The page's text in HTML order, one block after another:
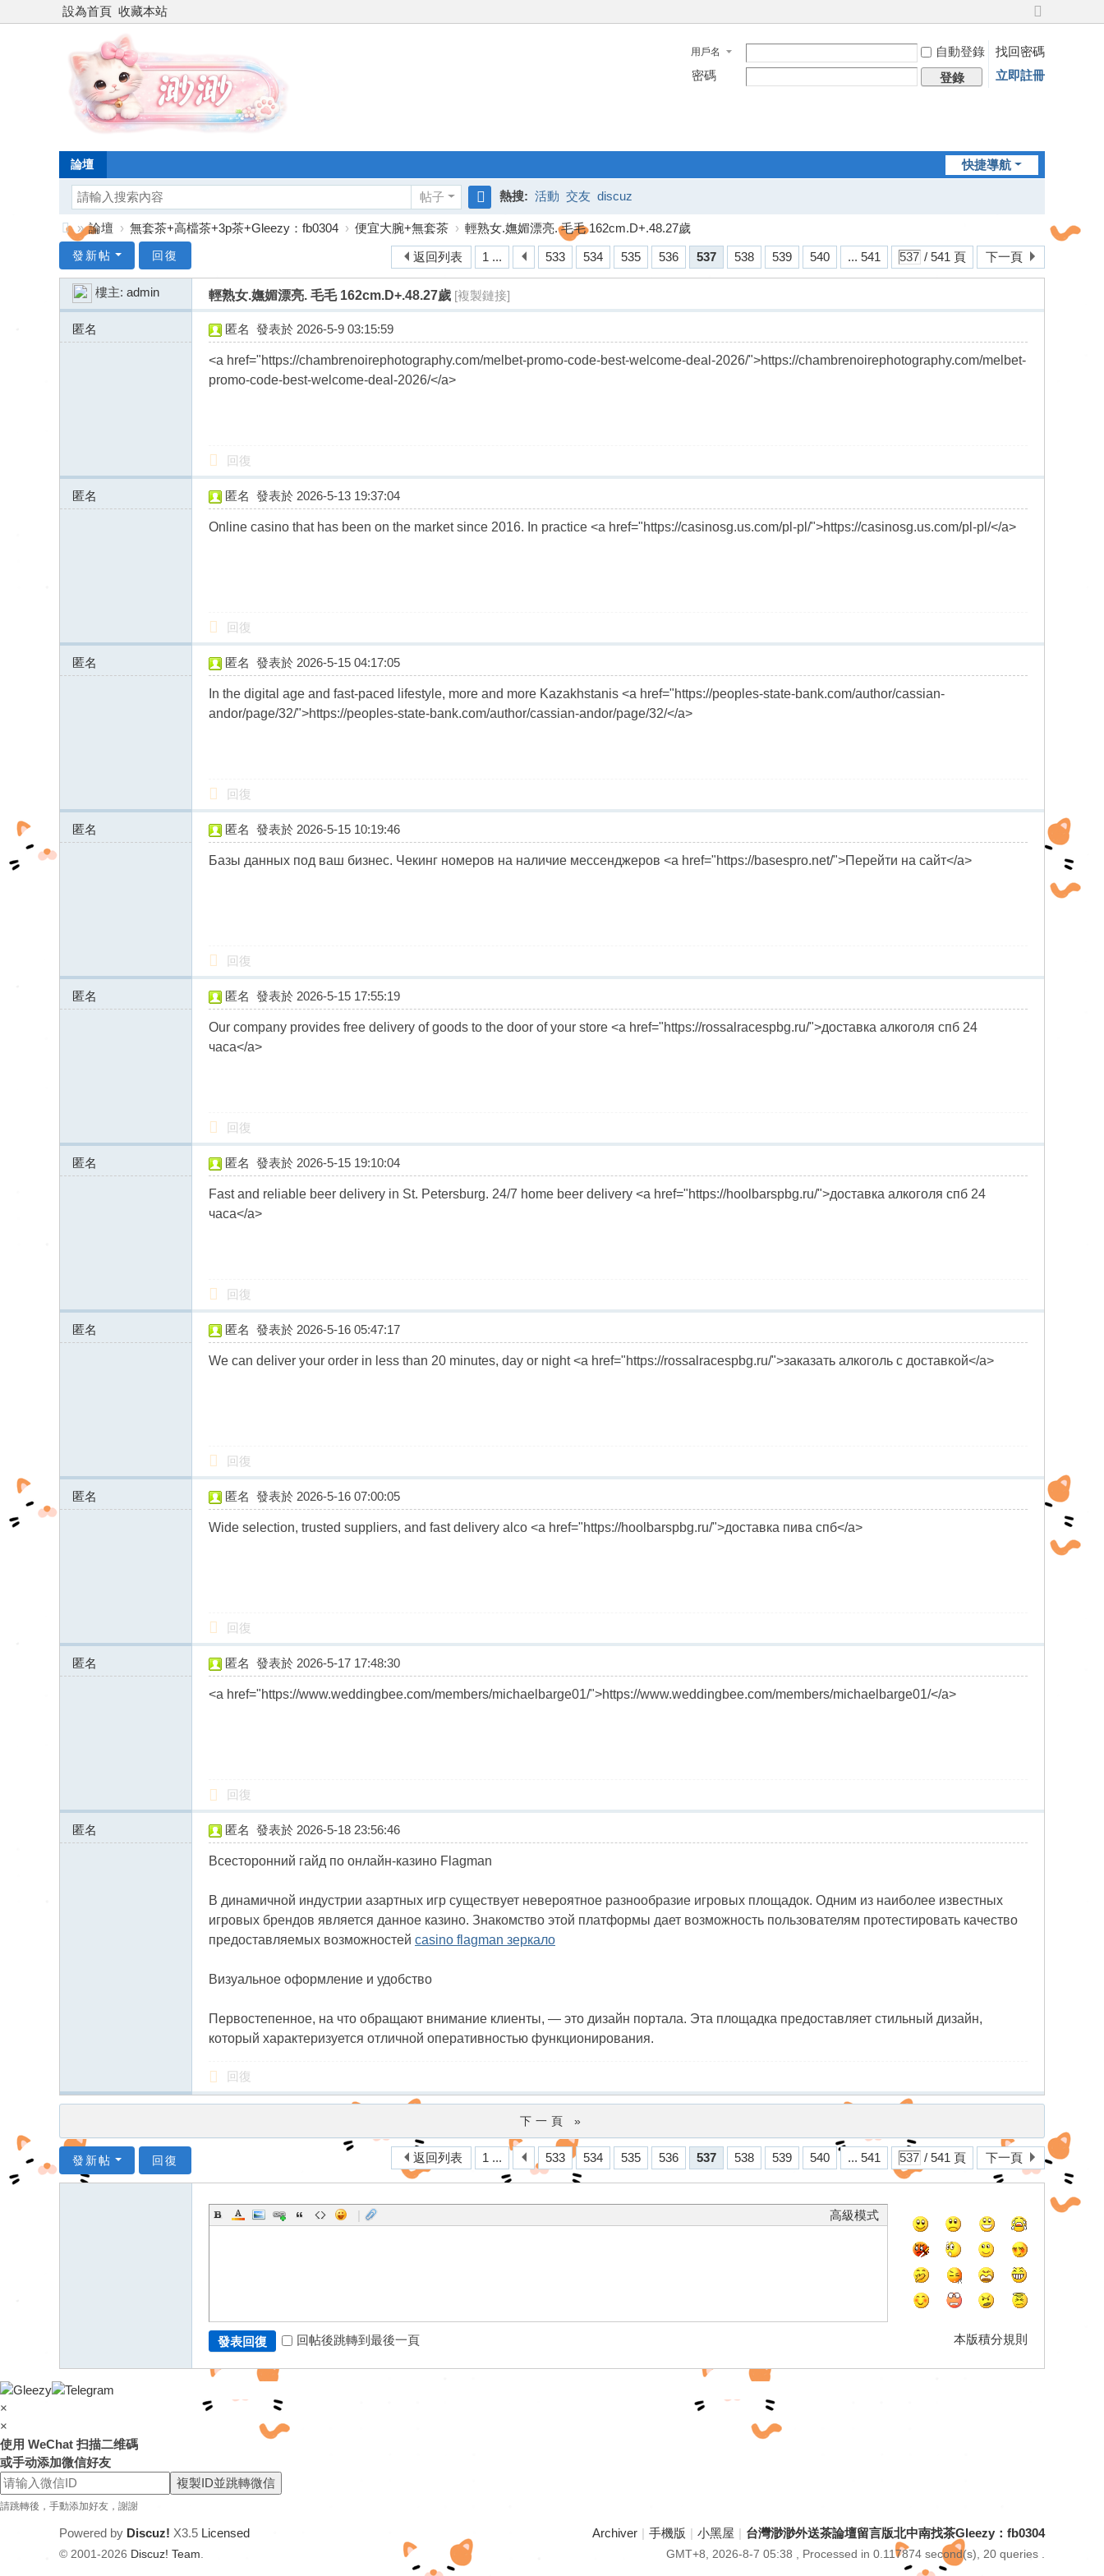
設為首頁 收藏本站
切
到
寬
版
用戶名 自動登錄
找回密碼
密碼
登錄 立即註冊
快捷導航
論壇
帖子
搜
索
熱搜: 活動 交友 discuz
灣
外
版
ee
» 論壇 › 無套茶+高檔茶+3p茶+Gleezy：fb0304 › 便宜大腕+無套茶 › 輕熟女.嫵媚漂亮. 毛毛 162cm.D+.48.27歲
1 ... 533 534 535 536 537 538 539 540 ... 541 / 541 頁 下一頁
返回列表
發新帖 回復
樓主: admin 輕熟女.嫵媚漂亮. 毛毛 162cm.D+.48.27歲 [複製鏈接]
匿名
91.184.246.x:10413
匿名 發表於 2026-5-9 03:15:59
<a href="https://chambrenoirephotography.com/melbet-promo-code-best-welcome-deal-2026/">https://chambrenoirephotography.com/melbet-
promo-code-best-welcome-deal-2026/</a>
回復
匿名
91.184.246.x:11167
匿名 發表於 2026-5-13 19:37:04
Online casino that has been on the market since 2016. In practice <a href="https://casinosg.us.com/pl-pl/">https://casinosg.us.com/pl-pl/</a>
回復
匿名
91.184.246.x:13830
匿名 發表於 2026-5-15 04:17:05
In the digital age and fast-paced lifestyle, more and more Kazakhstanis <a href="https://peoples-state-bank.com/author/cassian-
andor/page/32/">https://peoples-state-bank.com/author/cassian-andor/page/32/</a>
回復
匿名
91.184.246.x:14142
匿名 發表於 2026-5-15 10:19:46
Базы данных под ваш бизнес. Чекинг номеров на наличие мессенджеров <a href="https://basespro.net/">Перейти на сайт</a>
回復
匿名
91.184.246.x:11357
匿名 發表於 2026-5-15 17:55:19
Our company provides free delivery of goods to the door of your store <a href="https://rossalracespbg.ru/">доставка алкоголя спб 24
часа</a>
回復
匿名
138.16.160.x:10336
匿名 發表於 2026-5-15 19:10:04
Fast and reliable beer delivery in St. Petersburg. 24/7 home beer delivery <a href="https://hoolbarspbg.ru/">доставка алкоголя спб 24
часа</a>
回復
匿名
91.184.246.x:12468
匿名 發表於 2026-5-16 05:47:17
We can deliver your order in less than 20 minutes, day or night <a href="https://rossalracespbg.ru/">заказать алкоголь с доставкой</a>
回復
匿名
138.16.160.x:14198
匿名 發表於 2026-5-16 07:00:05
Wide selection, trusted suppliers, and fast delivery alco <a href="https://hoolbarspbg.ru/">доставка пива спб</a>
回復
匿名
138.16.160.x:12703
匿名 發表於 2026-5-17 17:48:30
<a href="https://www.weddingbee.com/members/michaelbarge01/">https://www.weddingbee.com/members/michaelbarge01/</a>
回復
匿名
212.192.55.x:12253
匿名 發表於 2026-5-18 23:56:46
Всесторонний гайд по онлайн-казино Flagman
В динамичной индустрии азартных игр существует невероятное разнообразие игровых площадок. Одним из наиболее известных
игровых брендов является данное казино. Знакомство этой платформы дает возможность пользователям протестировать качество
предоставляемых возможностей casino flagman зеркало
Визуальное оформление и удобство
Первостепенное, на что обращают внимание клиенты, — это дизайн портала. Эта площадка предоставляет стильный дизайн,
который характеризуется отличной оперативностью функционирования.
回復
下一頁 »
1 ... 533 534 535 536 537 538 539 540 ... 541 / 541 頁 下一頁
返回列表
發新帖 回復
高級模式
|
本版積分規則
發表回復 回帖後跳轉到最後一頁
×
×
使用 WeChat 扫描二维碼
或手动添加微信好友
複製ID並跳轉微信
請跳轉後，手動添加好友，謝謝
Archiver | 手機版 | 小黑屋 | 台灣渺渺外送茶論壇留言版北中南找茶Gleezy：fb0304
GMT+8, 2026-8-7 05:38 , Processed in 0.117874 second(s), 20 queries .
Powered by Discuz! X3.5 Licensed
© 2001-2026 Discuz! Team